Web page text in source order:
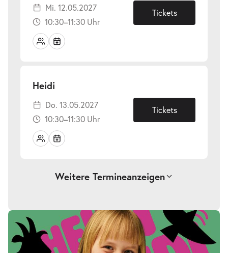
12.05.2027
Mi. 12.05.2027
10:30–11:30 Uhr
Tickets
Heidi
13.05.2027
Do. 13.05.2027
10:30–11:30 Uhr
Tickets
Weitere Termineanzeigen
Heidi-
Do.
13.05.2027
Do. 13.05.2027
16:00–17:00 Uhr
Tickets